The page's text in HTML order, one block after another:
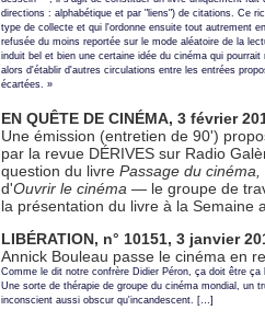
directions : alphabétique et par "liens") de citations. Ce
type de collecte et qui l'ordonne ensuite tout autrement
refusée du moins reportée sur le mode aléatoire de la
induit bel et bien une certaine idée du cinéma qui
alors d'établir d'autres circulations entre les entrées
écartées. »
EN QUÊTE DE CINÉMA, 3 février
Une émission (entretien de 90')
par la revue DÉRIVES sur Radio
question du livre Passage du cinéma,
d'Ouvrir le cinéma — le groupe de
la présentation du livre à la Semaine
LIBÉRATION, n° 10151, 3 janvier
Annick Bouleau passe le cinéma en
Comme le dit notre confrère Didier Péron, ça doit être
Une sorte de thérapie de groupe du cinéma mondial, un
inconscient aussi obscur qu'incandescent. […]